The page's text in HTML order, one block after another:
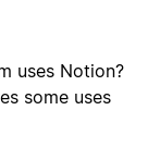
uses Notion?
some uses